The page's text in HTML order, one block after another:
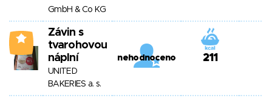
GmbH & Co KG
0
Závin s
tvarohovou
náplní
UNITED
BAKERIES a. s.
nehodnoceno 211